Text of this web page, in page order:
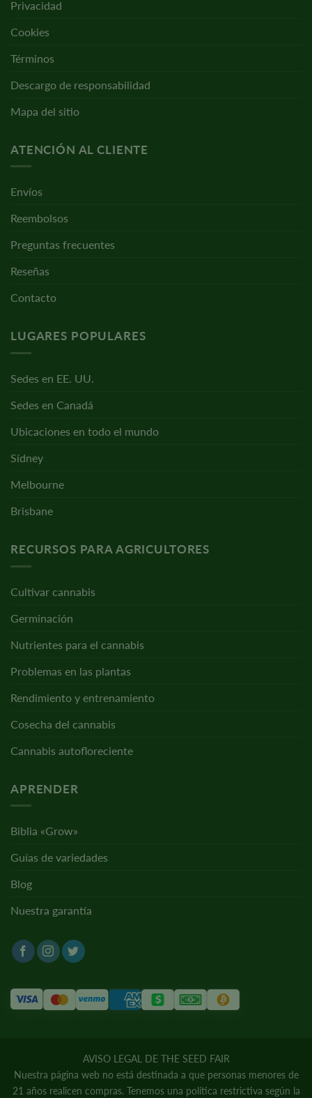
Privacidad
Cookies
Términos
Descargo de responsabilidad
Mapa del sitio
ATENCIÓN AL CLIENTE
Envíos
Reembolsos
Preguntas frecuentes
Reseñas
Contacto
LUGARES POPULARES
Sedes en EE. UU.
Sedes en Canadá
Ubicaciones en todo el mundo
Sídney
Melbourne
Brisbane
RECURSOS PARA AGRICULTORES
Cultivar cannabis
Germinación
Nutrientes para el cannabis
Problemas en las plantas
Rendimiento y entrenamiento
Cosecha del cannabis
Cannabis autofloreciente
APRENDER
Biblia «Grow»
Guías de variedades
Blog
Nuestra garantía
AVISO LEGAL DE THE SEED FAIR
Nuestra página web no está destinada a que personas menores de
21 años realicen compras. Tenemos una política restrictiva según la